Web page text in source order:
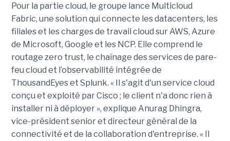
Pour la partie cloud, le groupe lance Multicloud
Fabric, une solution qui connecte les datacenters, les
filiales et les charges de travail cloud sur AWS, Azure
de Microsoft, Google et les NCP. Elle comprend le
routage zero trust, le chaînage des services de pare-
feu cloud et l’observabilité intégrée de
ThousandEyes et Splunk. « Il s'agit d'un service cloud
conçu et exploité par Cisco ; le client n'a donc rien à
installer ni à déployer », explique Anurag Dhingra,
vice-président senior et directeur général de la
connectivité et de la collaboration d'entreprise. « Il